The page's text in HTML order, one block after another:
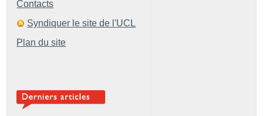
Contacts
Syndiquer le site de l'UCL
Plan du site